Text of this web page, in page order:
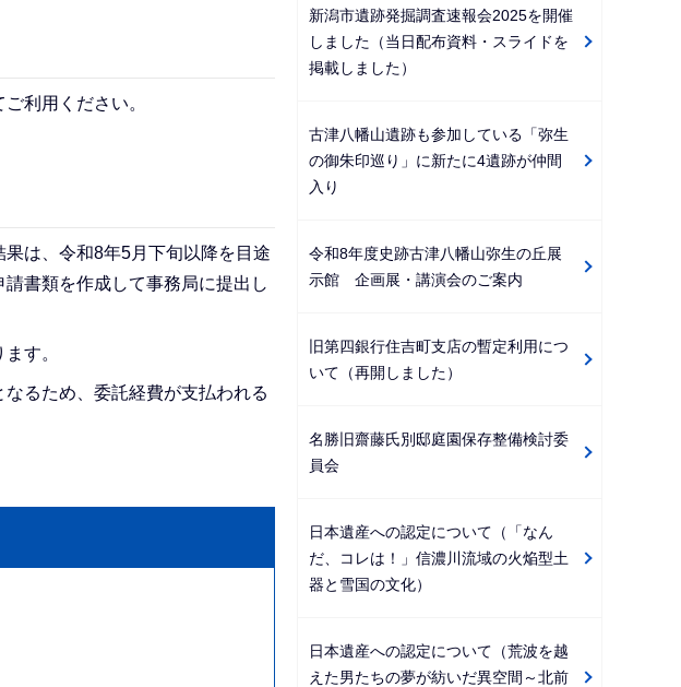
利用ください。
は、令和8年5月下旬以降を目途
書類を作成して事務局に提出し
す。
るため、委託経費が支払われる
新潟市遺跡発掘調査速報会2025を開催
しました（当日配布資料・スライドを
掲載しました）
古津八幡山遺跡も参加している「弥生
の御朱印巡り」に新たに4遺跡が仲間
入り
令和8年度史跡古津八幡山弥生の丘展
示館 企画展・講演会のご案内
旧第四銀行住吉町支店の暫定利用につ
いて（再開しました）
名勝旧齋藤氏別邸庭園保存整備検討委
員会
日本遺産への認定について（「なん
だ、コレは！」信濃川流域の火焔型土
器と雪国の文化）
日本遺産への認定について（荒波を越
えた男たちの夢が紡いだ異空間～北前